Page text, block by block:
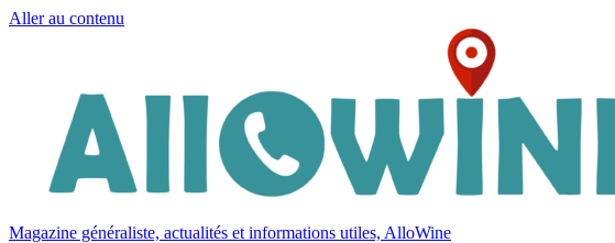
Aller au contenu
Magazine généraliste, actualités et informations utiles, AlloWine